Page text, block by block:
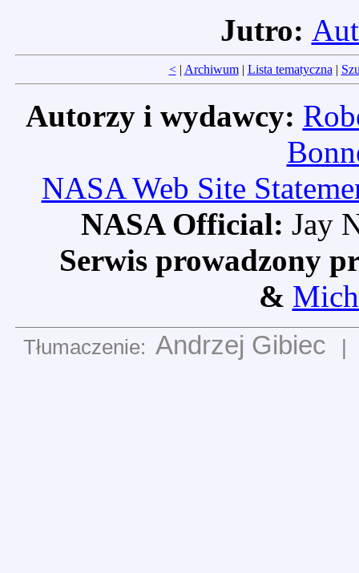
Jutro:
<| Archiwum| Lista tematyczna |
Autorzy i wydawcy:
NASA Web Site
NASA Official: Jay
Serwis prowadzony
&
Tłumaczenie: Andrzej Gibiec |